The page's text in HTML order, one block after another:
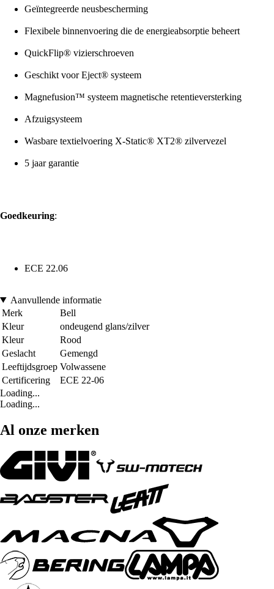
Geïntegreerde neusbescherming
Flexibele binnenvoering die de energieabsorptie beheert
QuickFlip® vizierschroeven
Geschikt voor Eject® systeem
Magnefusion™ systeem magnetische retentieversterking
Afzuigsysteem
Wasbare textielvoering X-Static® XT2® zilvervezel
5 jaar garantie
Goedkeuring:
ECE 22.06
Aanvullende informatie
Merk
Bell
Kleur
ondeugend glans/zilver
Kleur
Rood
Geslacht
Gemengd
Leeftijdsgroep Volwassene
Certificering
ECE 22-06
Loading...
Loading...
Al onze merken